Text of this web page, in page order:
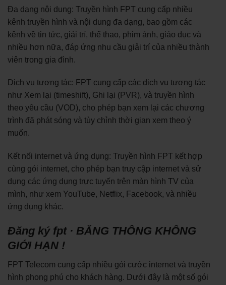
Đa dạng nội dung: Truyền hình FPT cung cấp nhiều
kênh truyền hình và nội dung đa dạng, bao gồm các
kênh về tin tức, giải trí, thể thao, phim ảnh, giáo dục và
nhiều hơn nữa, đáp ứng nhu cầu giải trí của nhiều thành
viên trong gia đình.
Dịch vụ tương tác: FPT cung cấp các dịch vụ tương tác
như Xem lại (timeshift), Ghi lại (PVR), và truyền hình
theo yêu cầu (VOD), cho phép bạn xem lại các chương
trình đã phát sóng và tùy chỉnh thời gian xem theo ý
muốn.
Kết nối internet và ứng dụng: Truyền hình FPT kết hợp
cùng gói internet, cho phép bạn truy cập internet và sử
dụng các ứng dụng trực tuyến trên màn hình TV của
mình, như xem YouTube, Netflix, Facebook, và nhiều
ứng dụng khác.
Đăng ký fpt · BĂNG THÔNG KHÔNG
GIỚI HẠN !
FPT Telecom cung cấp nhiều gói cước internet và truyền
hình phong phú cho khách hàng. Dưới đây là một số gói